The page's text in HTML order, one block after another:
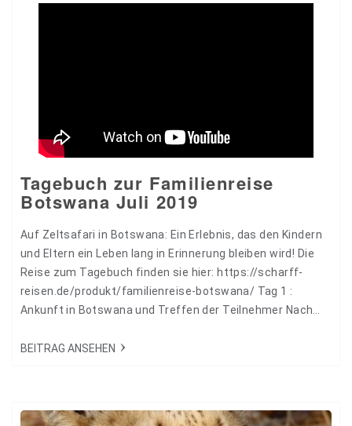
Tagebuch zur Familienreise
Botswana Juli 2019
Auf Zeltsafari in Botswana: Ein Erlebnis, das den Kindern
und Eltern ein Leben lang in Erinnerung bleiben wird! Die
Reise zum Tagebuch finden sie hier: https://scharff-
reisen.de/produkt/familienreise-botswana/ Tag 1 :
Ankunft in Botswana und Treffen der Teilnehmer Nach
Johannesburg angekommen. Das Umsteigen war relativ
BEITRAG ANSEHEN